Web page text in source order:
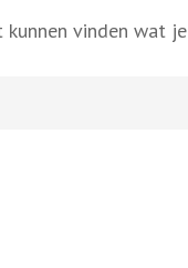
vinden wat